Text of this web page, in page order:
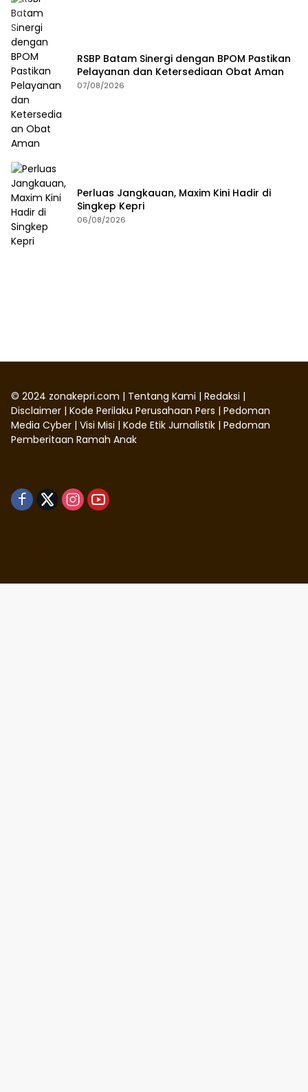
RSBP Batam Sinergi dengan BPOM Pastikan
Pelayanan dan Ketersediaan Obat Aman
07/08/2026
Perluas Jangkauan, Maxim Kini Hadir di
Singkep Kepri
06/08/2026
© 2024 zonakepri.com | Tentang Kami | Redaksi |
Disclaimer | Kode Perilaku Perusahaan Pers | Pedoman
Media Cyber | Visi Misi | Kode Etik Jurnalistik | Pedoman
Pemberitaan Ramah Anak